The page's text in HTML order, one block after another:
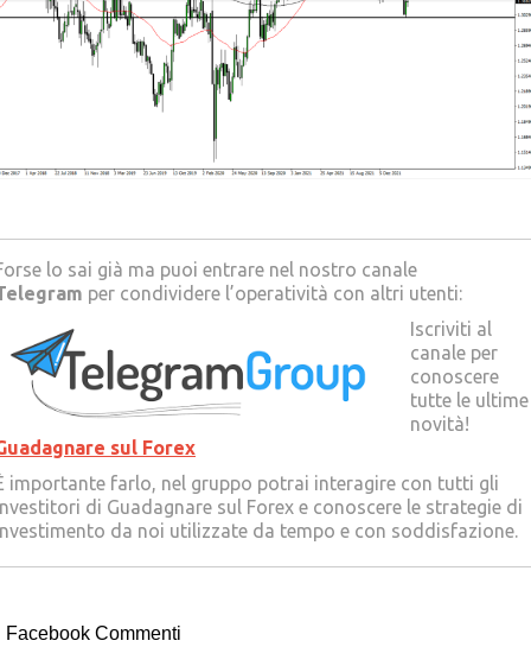
lo sai già ma puoi entrare nel nostro canale
per condividere l’operatività con altri utenti:
Iscriviti al
canale per
conoscere
tutte le ultime
novità!
sul Forex
importante farlo, nel gruppo potrai interagire con tutti gli
di Guadagnare sul Forex e conoscere le strategie di
da noi utilizzate da tempo e con soddisfazione.
Facebook Commenti